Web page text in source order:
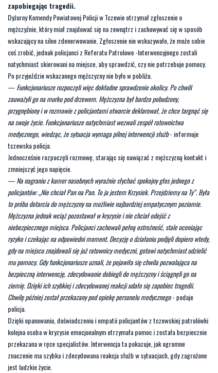
zapobiegając tragedii.
Dyżurny Komendy Powiatowej Policji w Tczewie otrzymał zgłoszenie o
mężczyźnie, który miał znajdować się na zewnątrz i zachowywać się w sposób
wskazujący na silne zdenerwowanie. Zgłoszenie nie wskazywało, że może sobie
coś zrobić, jednak policjanci z Referatu Patrolowo -Interwencyjnego zostali
natychmiast skierowani na miejsce, aby sprawdzić, czy nie potrzebuje pomocy.
Po przyjeździe wskazanego mężczyzny nie było w pobliżu.
— Funkcjonariusze rozpoczęli więc dokładne sprawdzenie okolicy. Po chwili
zauważyli go na murku pod drzewem. Mężczyzna był bardzo pobudzony,
przygnębiony i w rozmowie z policjantami otwarcie deklarował, że chce targnąć się
na swoje życie. Funkcjonariusze natychmiast wezwali zespół ratownictwa
medycznego, wiedząc, że sytuacja wymaga pilnej interwencji służb- informuje
tczewska policja.
Jednocześnie rozpoczęli rozmowę, starając się nawiązać z mężczyzną kontakt i
zmniejszyć jego napięcie.
— Na nagraniu z kamer nasobnych wyraźnie słychać spokojny głos jednego z
policjantów: „Nie chciał Pan na Pan. To ja jestem Krzysiek. Przejdziemy na Ty”. Była
to próba dotarcia do mężczyzny na możliwie najbardziej empatycznym poziomie.
Mężczyzna jednak wciąż pozostawał w kryzysie i nie chciał odejść z
niebezpiecznego miejsca. Policjanci zachowali pełną ostrożność, stale oceniając
ryzyko i czekając na odpowiedni moment. Decyzję o działaniu podjęli dopiero wtedy,
gdy na miejscu znajdowali się już ratownicy medyczni, gotowi natychmiast udzielić
mu pomocy. Gdy funkcjonariusze uznali, że pojawiła się chwila pozwalająca na
bezpieczną interwencję, zdecydowanie dobiegli do mężczyzny i ściągnęli go na
ziemię. Dzięki ich szybkiej i zdecydowanej reakcji udało się zapobiec tragedii.
Chwilę później został przekazany pod opiekę personelu medycznego- podaje
policja.
Dzięki opanowaniu, doświadczeniu i empatii policjantów z tczewskiej patrolówki
kolejna osoba w kryzysie emocjonalnym otrzymała pomoc i została bezpiecznie
przekazana w ręce specjalistów. Interwencja ta pokazuje, jak ogromne
znaczenie ma szybka i zdecydowana reakcja służb w sytuacjach, gdy zagrożone
jest ludzkie życie.